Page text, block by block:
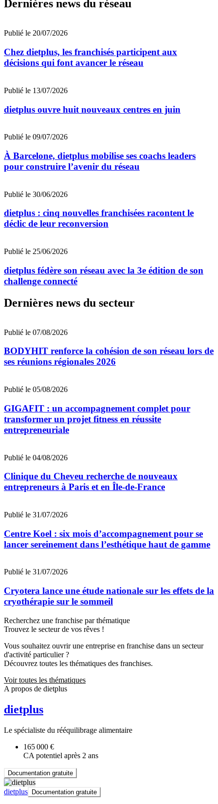
Dernières news du réseau
Publié le 20/07/2026
Chez dietplus, les franchisés participent aux
décisions qui font avancer le réseau
Publié le 13/07/2026
dietplus ouvre huit nouveaux centres en juin
Publié le 09/07/2026
À Barcelone, dietplus mobilise ses coachs leaders
pour construire l’avenir du réseau
Publié le 30/06/2026
dietplus : cinq nouvelles franchisées racontent le
déclic de leur reconversion
Publié le 25/06/2026
dietplus fédère son réseau avec la 3e édition de son
challenge connecté
Dernières news du secteur
Publié le 07/08/2026
BODYHIT renforce la cohésion de son réseau lors de
ses réunions régionales 2026
Publié le 05/08/2026
GIGAFIT : un accompagnement complet pour
transformer un projet fitness en réussite
entrepreneuriale
Publié le 04/08/2026
Clinique du Cheveu recherche de nouveaux
entrepreneurs à Paris et en Île-de-France
Publié le 31/07/2026
Centre Koel : six mois d’accompagnement pour se
lancer sereinement dans l’esthétique haut de gamme
Publié le 31/07/2026
Cryotera lance une étude nationale sur les effets de la
cryothérapie sur le sommeil
Recherchez une franchise par thématique
Trouvez le secteur de vos rêves !
Vous souhaitez ouvrir une entreprise en franchise dans un secteur
d'activité particulier ?
Découvrez toutes les thématiques des franchises.
Voir toutes les thématiques
A propos de dietplus
dietplus
Le spécialiste du rééquilibrage alimentaire
165 000 €
CA potentiel après 2 ans
Documentation gratuite
dietplus Documentation gratuite